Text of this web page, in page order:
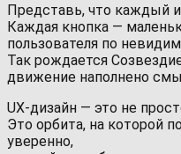
Представь, что каждый
Каждая кнопка —
пользователя по
Так рождается
движение наполнено
UX-дизайн — это не
Это орбита, на которой
уверенно,